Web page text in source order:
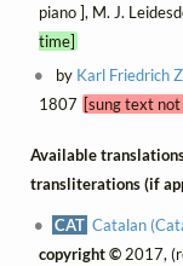
piano ], M. J.
time]
by Karl Friedrich
1807 [sung text
Available
transliterations (if
CAT Catalan
copyright ©2017,